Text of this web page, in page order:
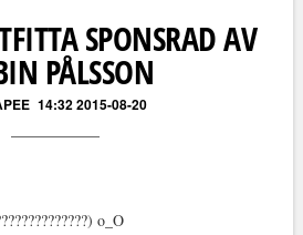
SPONSRAD AV
PÅLSSON
14:32 2015-08-20
o_O